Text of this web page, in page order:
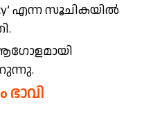
എന്ന സൂചികയിൽ
ഭാവി